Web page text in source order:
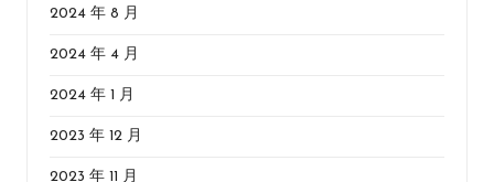
2024 年 8 月
2024 年 4 月
2024 年 1 月
2023 年 12 月
2023 年 11 月